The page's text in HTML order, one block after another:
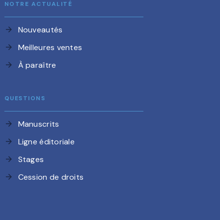
NOTRE ACTUALITÉ
arrow_forward Nouveautés
arrow_forward Meilleures ventes
arrow_forward À paraître
QUESTIONS
arrow_forward Manuscrits
arrow_forward Ligne éditoriale
arrow_forward Stages
arrow_forward Cession de droits